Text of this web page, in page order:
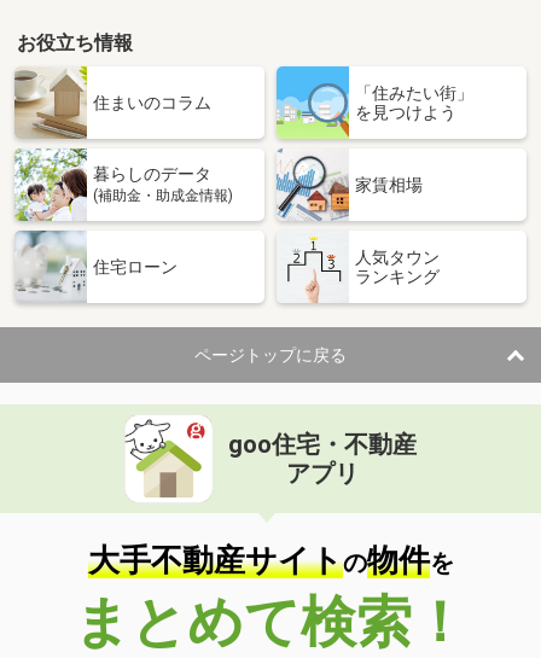
お役立ち情報
住まいのコラム
「住みたい街」
を見つけよう
暮らしのデータ
(補助金・助成金情報)
家賃相場
住宅ローン
人気タウン
ランキング
ページトップに戻る
goo住宅・不動産
アプリ
大手不動産サイトの物件を
まとめて検索！